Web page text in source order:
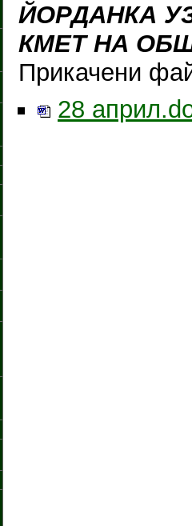
ЙОРДАНКА
КМЕТ НА
Прикачени
28